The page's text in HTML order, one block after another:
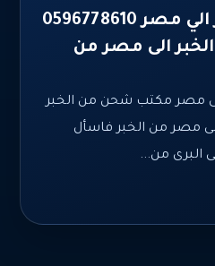
شركة شحن من الخبر الي مصر 0596778610
الى مصر من
مصر مكتب شحن من الخبر
مصر من الخبر فاسأل
البرى من...